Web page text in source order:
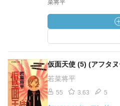
菜将平
仮面天使 (5) (アフタ
若菜将平
55 3.63 5